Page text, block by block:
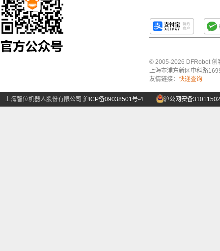
© 2005-2026 DFRobot 创
上海市浦东新区中科路
友情链接： 快递查询
上海智位机器人股份有限公司 沪ICP备09038501号-4 沪公网安备